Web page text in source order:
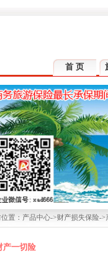
首 页
位置：产品中心->财产损失保险->
产一切险